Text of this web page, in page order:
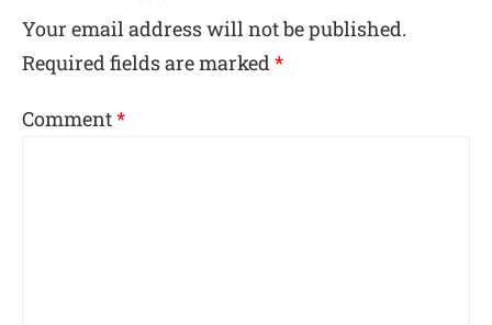
Your email address will not be published.
Required fields are marked*
Comment*